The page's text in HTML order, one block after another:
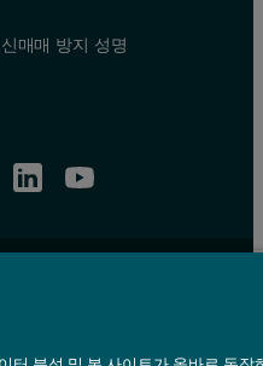
매매 방지 성명
Ltd is a